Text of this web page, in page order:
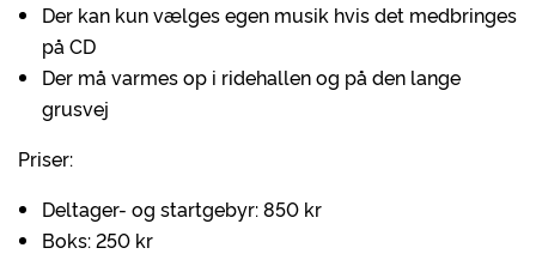
Der kan kun vælges egen musik hvis det medbringes
på CD
Der må varmes op i ridehallen og på den lange
grusvej
Priser:
Deltager- og startgebyr: 850 kr
Boks: 250 kr